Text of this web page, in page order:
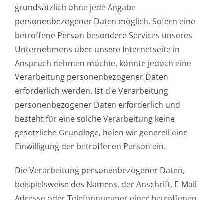
grundsätzlich ohne jede Angabe
personenbezogener Daten möglich. Sofern eine
betroffene Person besondere Services unseres
Unternehmens über unsere Internetseite in
Anspruch nehmen möchte, könnte jedoch eine
Verarbeitung personenbezogener Daten
erforderlich werden. Ist die Verarbeitung
personenbezogener Daten erforderlich und
besteht für eine solche Verarbeitung keine
gesetzliche Grundlage, holen wir generell eine
Einwilligung der betroffenen Person ein.
Die Verarbeitung personenbezogener Daten,
beispielsweise des Namens, der Anschrift, E-Mail-